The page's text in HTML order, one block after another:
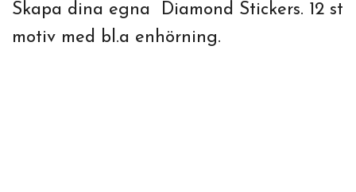
Skapa dina egna Diamond Stickers. 12 st
motiv med bl.a enhörning.